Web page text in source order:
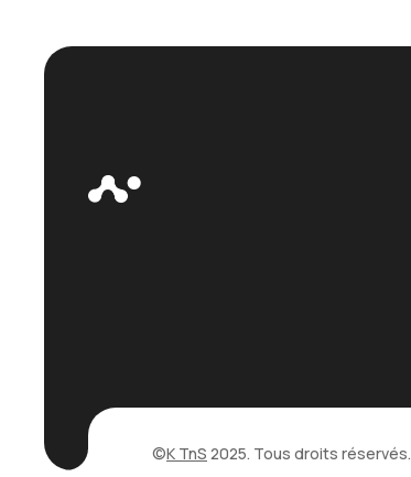
©K TnS 2025. Tous droits réservés.